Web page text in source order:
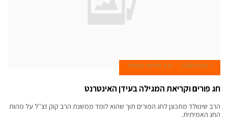
3 במרץ 2008 הרב אליעזר שינוולד
חג פורים וקריאת המגילה בעידן האינטרנט
הרב שינוולד מתכונן לחג הפורים תוך שהוא לומד ממשנת הרב קוק זצ''ל על מהות
החג האמיתית.